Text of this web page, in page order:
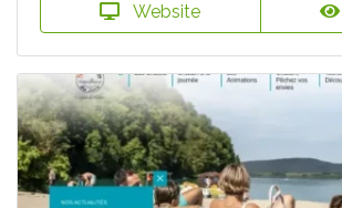
Website